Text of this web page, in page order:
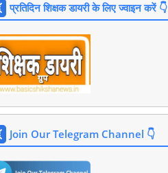
प्रतिदिन शिक्षक डायरी के लिए ज्वाइन करें 👇
Join Our Telegram Channel 👇